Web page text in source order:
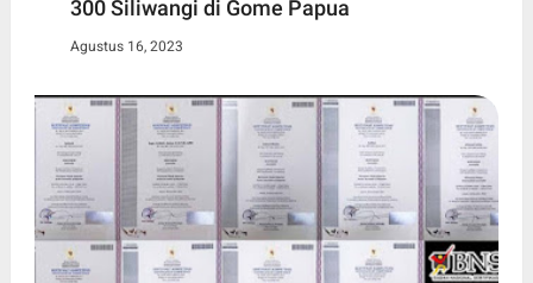
300 Siliwangi di Gome Papua
Agustus 16, 2023